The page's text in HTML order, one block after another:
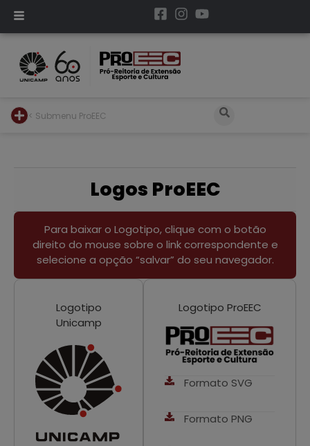
< Submenu ProEEC
Logos ProEEC
Para baixar o Logotipo, clique com o botão
direito do mouse sobre o link correspondente e
selecione a opção “salvar” do seu navegador.
Logotipo
Unicamp
Logotipo ProEEC
Formato SVG
Formato PNG